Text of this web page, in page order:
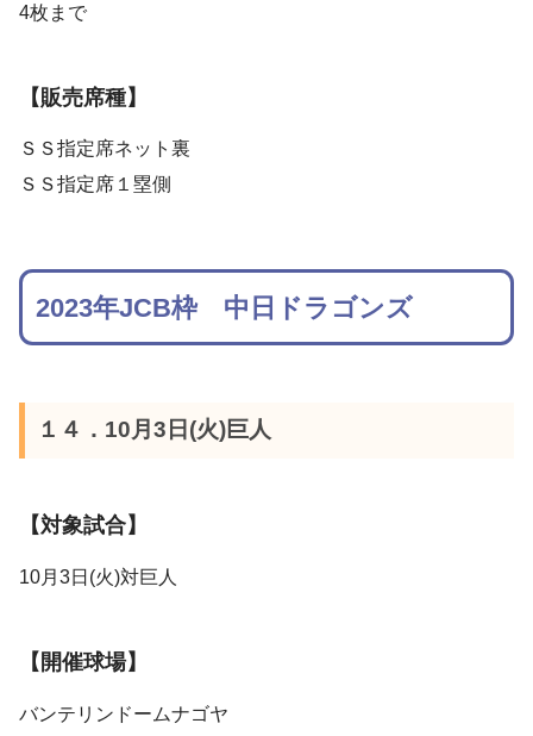
4枚まで
【販売席種】
ＳＳ指定席ネット裏
ＳＳ指定席１塁側
2023年JCB枠 中日ドラゴンズ
１４．10月3日(火)巨人
【対象試合】
10月3日(火)対巨人
【開催球場】
バンテリンドームナゴヤ